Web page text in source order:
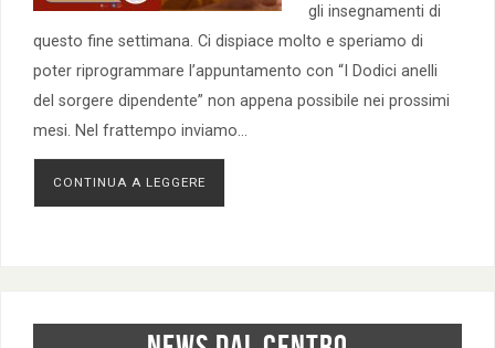
gli insegnamenti di
questo fine settimana. Ci dispiace molto e speriamo di
poter riprogrammare l’appuntamento con “I Dodici anelli
del sorgere dipendente” non appena possibile nei prossimi
mesi. Nel frattempo inviamo…
CONTINUA A LEGGERE